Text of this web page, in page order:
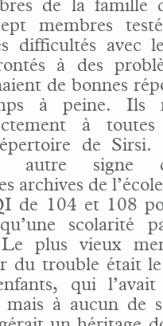
de la famille
membres
difficultés avec
à des
de bonnes
à peine. Ils
à
de Sirsi.
autre signe
archives de
de 104 et 108
scolarité
Le plus vieux
du trouble était
qui
mais à aucun de